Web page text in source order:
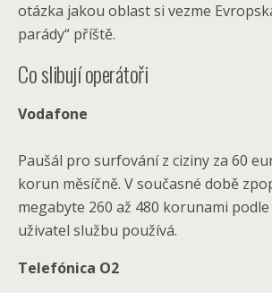
otázka jakou oblast si vezme
parády“ příště.
Co slibují operátoři
Vodafone
Paušál pro surfování z ciziny za 60
korun měsíčně. V současné době
megabyte 260 až 480 korunami podle
uživatel službu používá.
Telefónica O2